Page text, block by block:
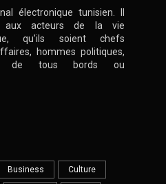
électronique tunisien. Il
aux acteurs de la vie
qu’ils soient chefs
hommes politiques,
de tous bords ou
Business Culture